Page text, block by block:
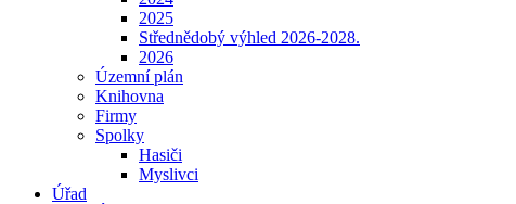
2025
Střednědobý výhled 2026-2028.
2026
Územní plán
Knihovna
Firmy
Spolky
Hasiči
Myslivci
Úřad